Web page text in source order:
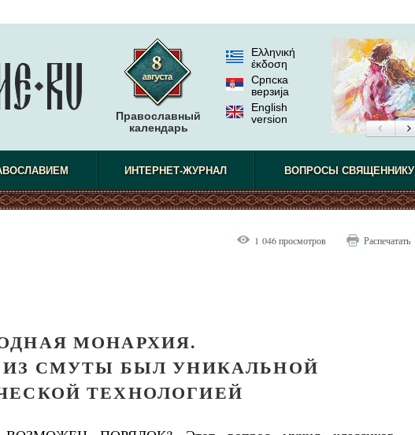
Православный
календарь
Ελληνική
έκδοση
Српска
верзиjа
English
version
ИНТЕРНЕТ-ЖУРНАЛ ВОПРОСЫ СВЯЩЕННИКУ
1 046 просмотров Распечатать
МОНАРХИЯ.
СМУТЫ БЫЛ УНИКАЛЬНОЙ
ТЕХНОЛОГИЕЙ